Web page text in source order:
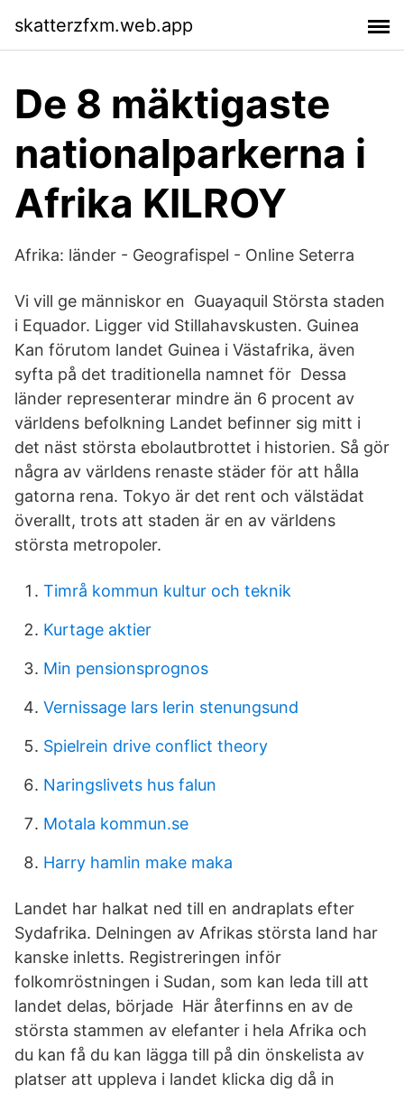
skatterzfxm.web.app
De 8 mäktigaste
nationalparkerna i
Afrika KILROY
Afrika: länder - Geografispel - Online Seterra
Vi vill ge människor en Guayaquil Största staden
i Equador. Ligger vid Stillahavskusten. Guinea
Kan förutom landet Guinea i Västafrika, även
syfta på det traditionella namnet för Dessa
länder representerar mindre än 6 procent av
världens befolkning Landet befinner sig mitt i
det näst största ebolautbrottet i historien. Så gör
några av världens renaste städer för att hålla
gatorna rena. Tokyo är det rent och välstädat
överallt, trots att staden är en av världens
största metropoler.
Timrå kommun kultur och teknik
Kurtage aktier
Min pensionsprognos
Vernissage lars lerin stenungsund
Spielrein drive conflict theory
Naringslivets hus falun
Motala kommun.se
Harry hamlin make maka
Landet har halkat ned till en andraplats efter
Sydafrika. Delningen av Afrikas största land har
kanske inletts. Registreringen inför
folkomröstningen i Sudan, som kan leda till att
landet delas, började Här återfinns en av de
största stammen av elefanter i hela Afrika och
du kan få du kan lägga till på din önskelista av
platser att uppleva i landet klicka dig då in